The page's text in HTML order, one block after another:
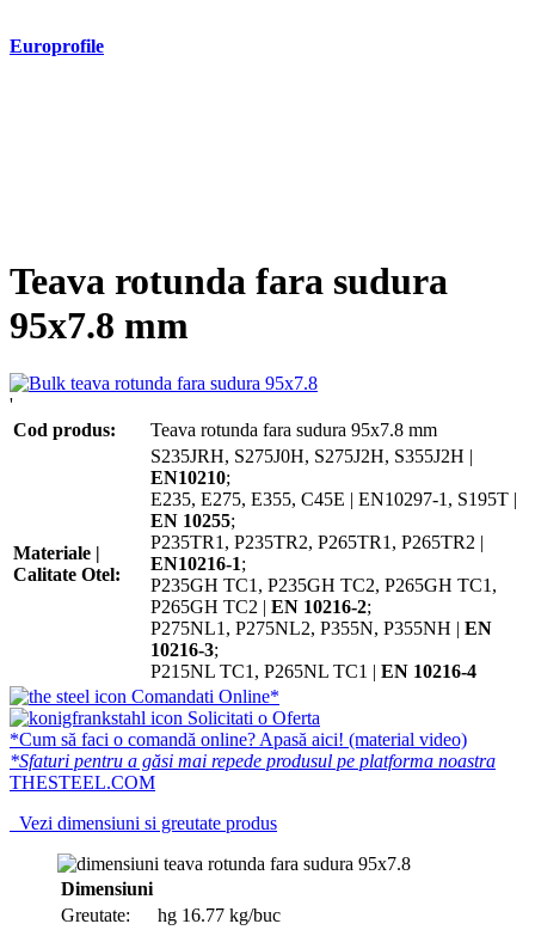
Europrofile
Teava rotunda fara sudura
95x7.8 mm
'
Cod produs:
Teava rotunda fara sudura 95x7.8 mm
Materiale |
Calitate Otel:
S235JRH, S275J0H, S275J2H, S355J2H |
EN10210;
E235, E275, E355, C45E | EN10297-1, S195T |
EN 10255;
P235TR1, P235TR2, P265TR1, P265TR2 |
EN10216-1;
P235GH TC1, P235GH TC2, P265GH TC1,
P265GH TC2 | EN 10216-2;
P275NL1, P275NL2, P355N, P355NH | EN
10216-3;
P215NL TC1, P265NL TC1 | EN 10216-4
Comandati Online*
Solicitati o Oferta
*Cum să faci o comandă online? Apasă aici! (material video)
*Sfaturi pentru a găsi mai repede produsul pe platforma noastra
THESTEEL.COM
Vezi dimensiuni si greutate produs
Dimensiuni
Greutate:
hg 16.77 kg/buc